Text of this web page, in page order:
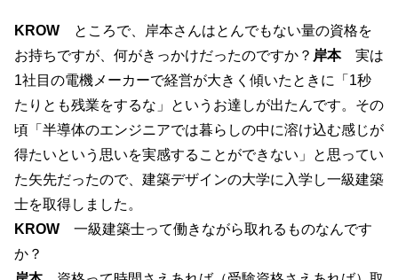
KROW ところで、岸本さんはとんでもない量の資格を
お持ちですが、何がきっかけだったのですか？ 岸本実は
1社目の電機メーカーで経営が大きく傾いたときに「1秒
たりとも残業をするな」というお達しが出たんです。その
頃「半導体のエンジニアでは暮らしの中に溶け込む感じが
得たいという思いを実感することができない」と思ってい
た矢先だったので、建築デザインの大学に入学し一級建築
士を取得しました。
KROW 一級建築士って働きながら取れるものなんです
か？